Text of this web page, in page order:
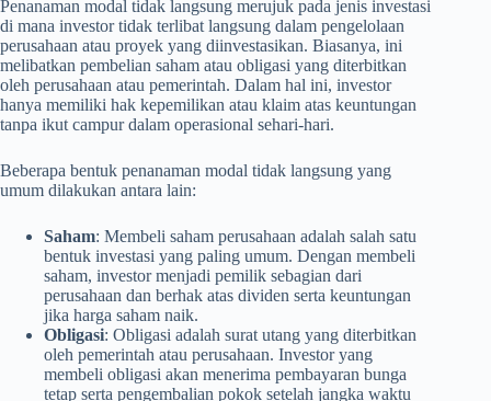
Penanaman modal tidak langsung merujuk pada jenis investasi
di mana investor tidak terlibat langsung dalam pengelolaan
perusahaan atau proyek yang diinvestasikan. Biasanya, ini
melibatkan pembelian saham atau obligasi yang diterbitkan
oleh perusahaan atau pemerintah. Dalam hal ini, investor
hanya memiliki hak kepemilikan atau klaim atas keuntungan
tanpa ikut campur dalam operasional sehari-hari.
Beberapa bentuk penanaman modal tidak langsung yang
umum dilakukan antara lain:
Saham: Membeli saham perusahaan adalah salah satu
bentuk investasi yang paling umum. Dengan membeli
saham, investor menjadi pemilik sebagian dari
perusahaan dan berhak atas dividen serta keuntungan
jika harga saham naik.
Obligasi: Obligasi adalah surat utang yang diterbitkan
oleh pemerintah atau perusahaan. Investor yang
membeli obligasi akan menerima pembayaran bunga
tetap serta pengembalian pokok setelah jangka waktu